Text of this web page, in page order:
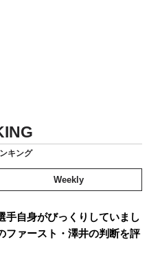
キング
Weekly
手自身がびっくりしていまし
ファースト・澤井の判断を評